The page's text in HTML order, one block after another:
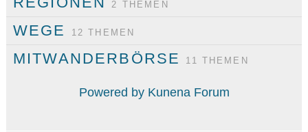
2 THEMEN
WEGE 12 THEMEN
MITWANDERBÖRSE 11 THEMEN
Powered by Kunena Forum